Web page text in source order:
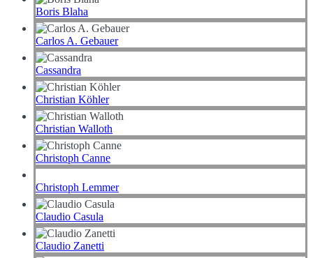
Boris Blaha
Carlos A. Gebauer
Cassandra
Christian Köhler
Christian Walloth
Christoph Canne
Christoph Lemmer
Claudio Casula
Claudio Zanetti